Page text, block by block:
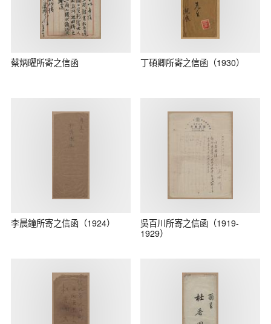
蔡炳曜所寄之信函 丁碩卿所寄之信函（1930）
李晨鐘所寄之信函（1924）
吳百川所寄之信函（1919-
1929）